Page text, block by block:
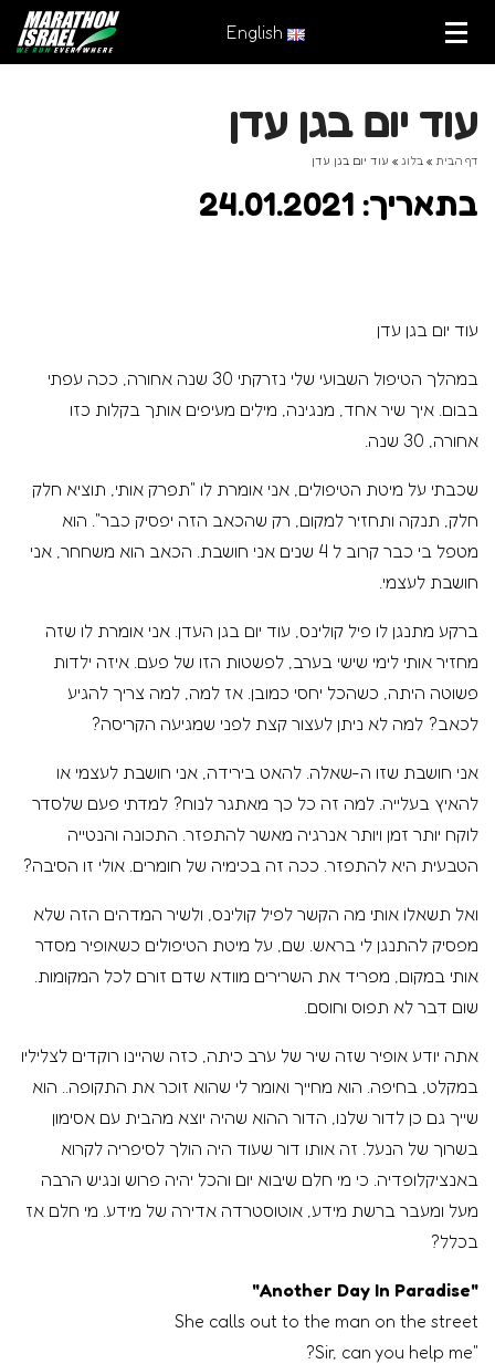
English
עוד יום בגן עדן
דף הבית » בלוג » עוד יום בגן עדן
בתאריך: 24.01.2021
עוד יום בגן עדן
במהלך הטיפול השבועי שלי נזרקתי 30 שנה אחורה, ככה עפתי
בבום. איך שיר אחד, מנגינה, מילים מעיפים אותך בקלות כזו
אחורה, 30 שנה.
שכבתי על מיטת הטיפולים, אני אומרת לו "תפרק אותי, תוציא חלק
חלק, תנקה ותחזיר למקום, רק שהכאב הזה יפסיק כבר". הוא
מטפל בי כבר קרוב ל 4 שנים אני חושבת. הכאב הוא משחחר, אני
חושבת לעצמי.
ברקע מתנגן לו פיל קולינס, עוד יום בגן העדן. אני אומרת לו שזה
מחזיר אותי לימי שישי בערב, לפשטות הזו של פעם. איזה ילדות
פשוטה היתה, כשהכל יחסי כמובן. אז למה, למה צריך להגיע
לכאב? למה לא ניתן לעצור קצת לפני שמגיעה הקריסה?
אני חושבת שזו ה-שאלה. להאט בירידה, אני חושבת לעצמי או
להאיץ בעלייה. למה זה כל כך מאתגר לנוח? למדתי פעם שלסדר
לוקח יותר זמן ויותר אנרגיה מאשר להתפזר. התכונה והנטייה
הטבעית היא להתפזר. ככה זה בכימיה של חומרים. אולי זו הסיבה?
ואל תשאלו אותי מה הקשר לפיל קולינס, ולשיר המדהים הזה שלא
מפסיק להתנגן לי בראש. שם, על מיטת הטיפולים כשאופיר מסדר
אותי במקום, מפריד את השרירים מוודא שדם זורם לכל המקומות.
שום דבר לא תפוס וחוסם.
אתה יודע אופיר שזה שיר של ערב כיתה, כזה שהיינו רוקדים לצליליו
במקלט, בחיפה. הוא מחייך ואומר לי שהוא זוכר את התקופה.. הוא
שייך גם כן לדור שלנו, הדור ההוא שהיה יוצא מהבית עם אסימון
בשרוך של הנעל. זה אותו דור שעוד היה הולך לסיפריה לקרוא
באנציקלופדיה. כי מי חלם שיבוא יום והכל יהיה פרוש ונגיש הרבה
מעל ומעבר ברשת מידע, אוטוסטרדה אדירה של מידע. מי חלם אז
בכלל?
"Another Day In Paradise"
She calls out to the man on the street
"Sir, can you help me?